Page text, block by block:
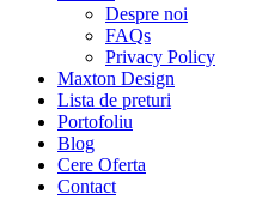
Despre noi
FAQs
Privacy Policy
Maxton Design
Lista de preturi
Portofoliu
Blog
Cere Oferta
Contact